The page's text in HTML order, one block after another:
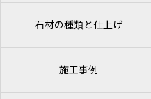
石材の種類と仕上げ
施工事例